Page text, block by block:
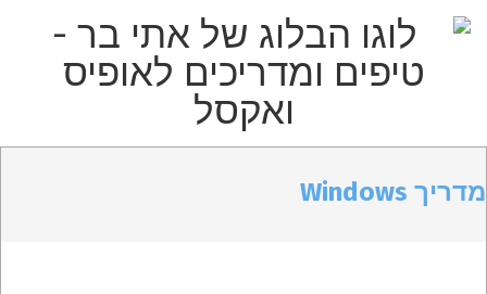
הבלוג
של
Navigation
Navigation
מדריך Windows